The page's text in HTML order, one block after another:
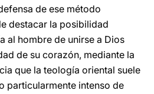
de ese método
destacar la posibilidad
al hombre de unirse a Dios
de su corazón, mediante la
que la teología oriental suele
particularmente intenso de